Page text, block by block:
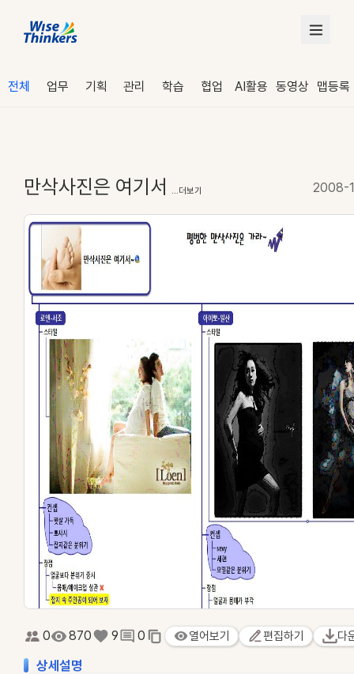
수강 신청
전체 업무 기획 관리 학습 협업 AI활용 동영상 맵등록
만삭사진은 여기서 ...더보기 2008-
0 870 9 0 열어보기 편집하기 다
상세설명